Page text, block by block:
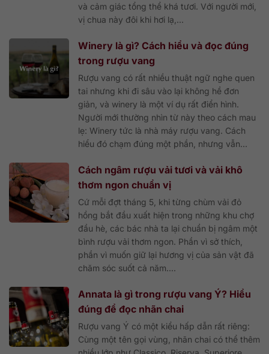
và cảm giác tổng thể khá tươi. Với người mới,
vị chua này đôi khi hơi lạ,...
Winery là gì? Cách hiểu và đọc đúng
trong rượu vang
Rượu vang có rất nhiều thuật ngữ nghe quen
tai nhưng khi đi sâu vào lại không hề đơn
giản, và winery là một ví dụ rất điển hình.
Người mới thường nhìn từ này theo cách mau
lẹ: Winery tức là nhà máy rượu vang. Cách
hiểu đó chạm đúng một phần, nhưng vẫn...
Cách ngâm rượu vải tươi và vải khô
thơm ngon chuẩn vị
Cứ mỗi đợt tháng 5, khi từng chùm vải đỏ
hồng bắt đầu xuất hiện trong những khu chợ
đầu hè, các bác nhà ta lại chuẩn bị ngâm một
bình rượu vải thơm ngon. Phần vì sở thích,
phần vì muốn giữ lại hương vị của sản vật đã
chăm sóc suốt cả năm....
Annata là gì trong rượu vang Ý? Hiểu
đúng để đọc nhãn chai
Rượu vang Ý có một kiểu hấp dẫn rất riêng:
Cùng một tên gọi vùng, nhãn chai có thể thêm